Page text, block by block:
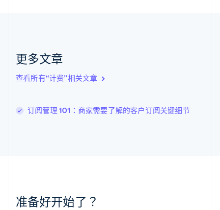
更多文章
查看所有“计费”相关文章
订阅管理 101：商家需要了解的客户订阅关键细节
准备好开始了？
English
列支敦士登
卢森堡
English
挪威